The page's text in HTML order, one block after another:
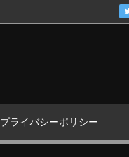
プライバシーポリシー